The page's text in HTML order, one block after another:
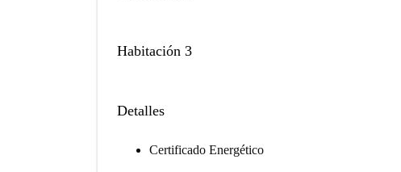
Habitación 3
Detalles
Certificado Energético